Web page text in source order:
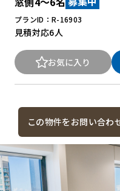
プランID：R-16903
見積対応6人
お気に入り
この物件をお問い合わ